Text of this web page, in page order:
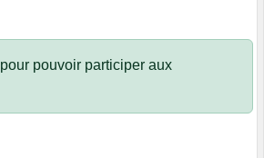
pour pouvoir participer aux